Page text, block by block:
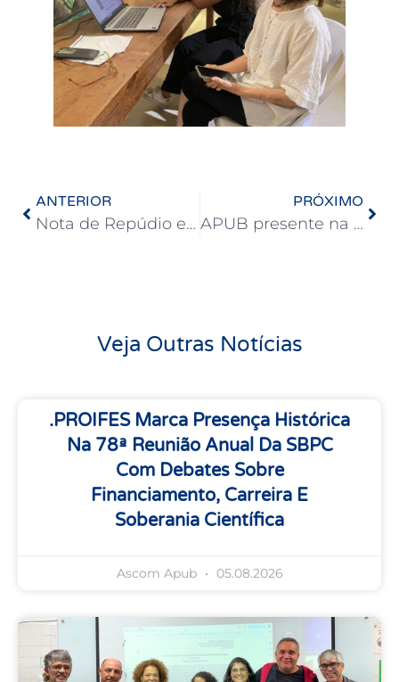
ANTERIOR
Nota de Repúdio e Desagravo
PRÓXIMO
APUB presente na abertura do Mês do Servidor e Servidora da UFBA
Veja Outras Notícias
.PROIFES Marca Presença Histórica
Na 78ª Reunião Anual Da SBPC
Com Debates Sobre
Financiamento, Carreira E
Soberania Científica
Ascom Apub 05.08.2026